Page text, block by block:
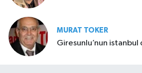
MURAT TOKER
Giresunlu’nun istanbul